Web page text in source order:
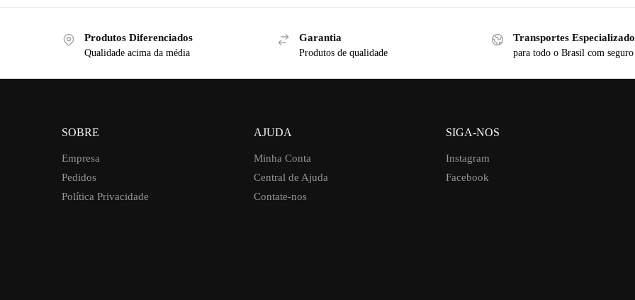
Produtos Diferenciados
Qualidade acima da média
Garantia
Produtos de qualidade
Transportes
para todo o Brasil com seguro
SOBRE
Empresa
Pedidos
Política Privacidade
AJUDA
Minha Conta
Central de Ajuda
Contate-nos
SIGA-NOS
Instagram
Facebook